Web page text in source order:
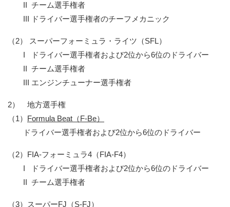
II チーム選手権者
III ドライバー選手権者のチーフメカニック
（2） スーパーフォーミュラ・ライツ（SFL）
I ドライバー選手権者および2位から6位のドライバー
II チーム選手権者
III エンジンチューナー選手権者
2）
地方選手権
（1） Formula Beat（F-Be）
ドライバー選手権者および2位から6位のドライバー
（2） FIA-フォーミュラ4（FIA-F4）
I ドライバー選手権者および2位から6位のドライバー
II チーム選手権者
（3） スーパーFJ（S-FJ）